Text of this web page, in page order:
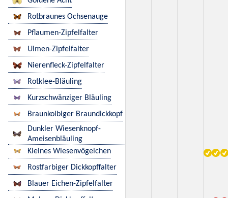
Rotbraunes Ochsenauge
Pflaumen-Zipfelfalter
Ulmen-Zipfelfalter
Nierenfleck-Zipfelfalter
Rotklee-Bläuling
Kurzschwänziger Bläuling
Braunkolbiger Braundickkopf
Dunkler Wiesenknopf-
Ameisenbläuling
Kleines Wiesenvögelchen
Rostfarbiger Dickkopffalter
Blauer Eichen-Zipfelfalter